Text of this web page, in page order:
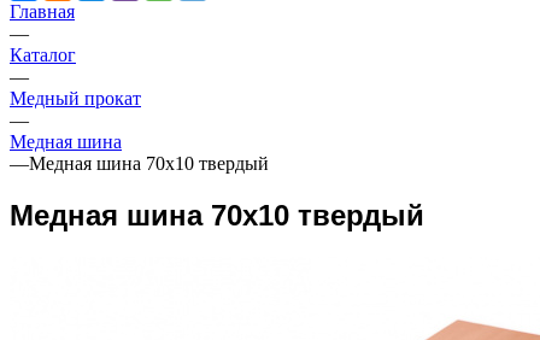
Главная
—
Каталог
—
Медный прокат
—
Медная шина
—Медная шина 70х10 твердый
Медная шина 70х10 твердый